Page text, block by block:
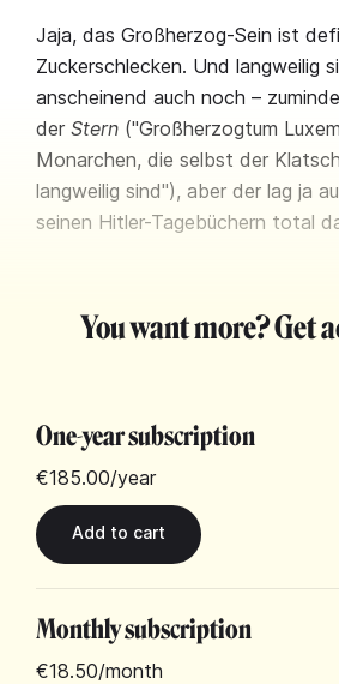
Jaja, das Großherzog-Sein ist
Zuckerschlecken. Und langweilig
anscheinend auch noch –
der Stern ("Großherzogtum
Monarchen, die selbst der
langweilig sind"), aber der lag ja
seinen Hitler-Tagebüchern total
You want more? Get
One-year subscription
€185.00/year
Monthly subscription
€18.50/month